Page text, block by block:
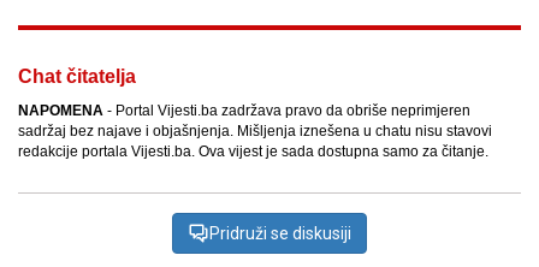
Chat čitatelja
NAPOMENA - Portal Vijesti.ba zadržava pravo da obriše neprimjeren
sadržaj bez najave i objašnjenja. Mišljenja iznešena u chatu nisu stavovi
redakcije portala Vijesti.ba. Ova vijest je sada dostupna samo za čitanje.
Pridruži se diskusiji